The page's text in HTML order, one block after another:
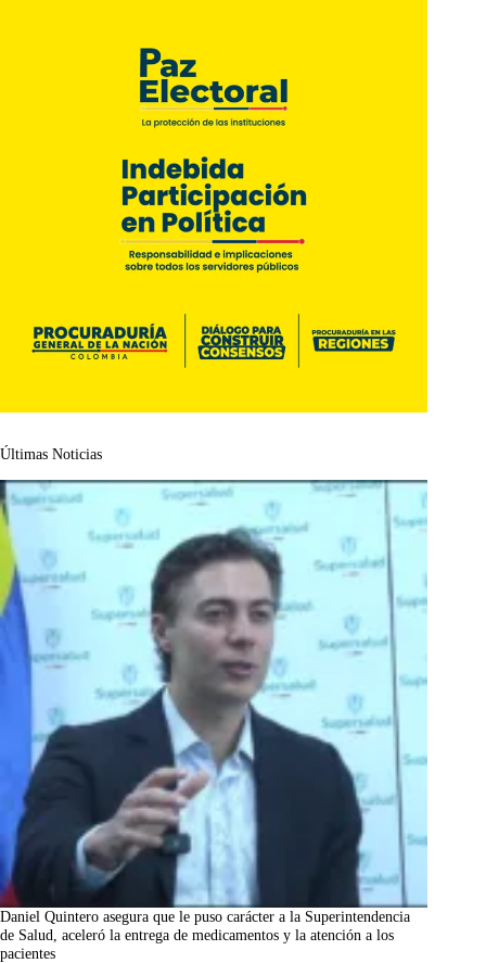
Últimas Noticias
Daniel Quintero asegura que le puso carácter a la Superintendencia
de Salud, aceleró la entrega de medicamentos y la atención a los
pacientes